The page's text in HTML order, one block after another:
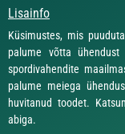
Lisainfo
Küsimustes, mis
palume võtta ühendust
spordivahendite
palume meiega
huvitanud toodet.
abiga.